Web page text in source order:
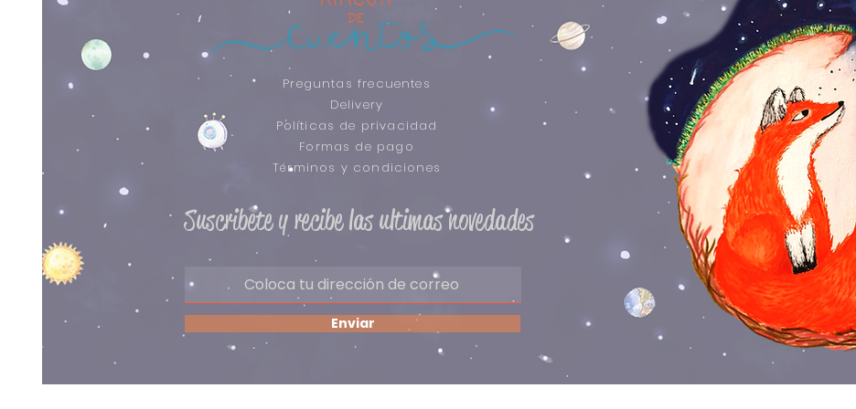
Preguntas frecuentes
Delivery
Políticas de privacidad
Formas de pago
​Términos y condiciones
Suscribete y recibe las ultimas novedades
Enviar